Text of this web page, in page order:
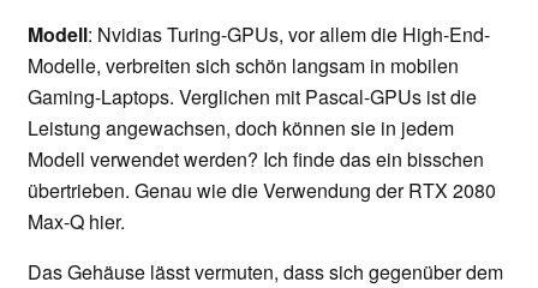
Modell: Nvidias Turing-GPUs, vor allem die High-End-
Modelle, verbreiten sich schön langsam in mobilen
Gaming-Laptops. Verglichen mit Pascal-GPUs ist die
Leistung angewachsen, doch können sie in jedem
Modell verwendet werden? Ich finde das ein bisschen
übertrieben. Genau wie die Verwendung der RTX 2080
Max-Q hier.
Das Gehäuse lässt vermuten, dass sich gegenüber dem